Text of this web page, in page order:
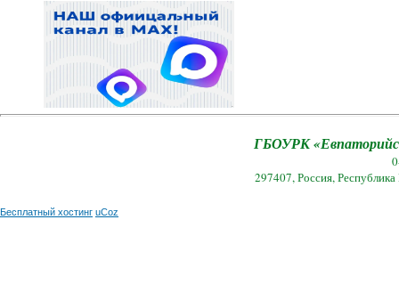
ГБОУРК
297407, Россия,
Бесплатный хостинг uCoz